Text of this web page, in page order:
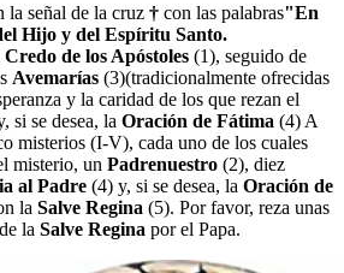
la señal de la cruz † con las palabras"En
Hijo y del Espíritu Santo.
Credo de los Apóstoles (1), seguido de
Avemarías (3)(tradicionalmente ofrecidas
y la caridad de los que rezan el
si se desea, la Oración de Fátima (4) A
misterios (I-V), cada uno de los cuales
misterio, un Padrenuestro (2), diez
al Padre (4) y, si se desea, la Oración de
la Salve Regina (5). Por favor, reza unas
la Salve Regina por el Papa.